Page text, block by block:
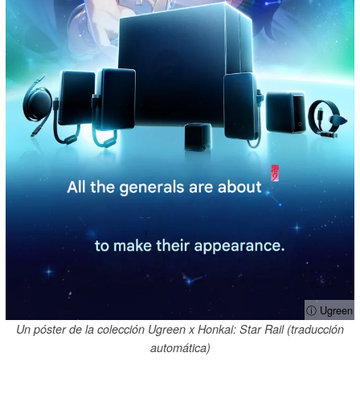
ⓘ Ugreen
Un póster de la colección Ugreen x Honkai: Star Rail (traducción
automática)